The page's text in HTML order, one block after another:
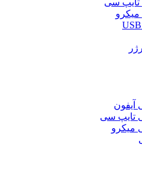
تایپ سی
میکرو
آیفون
تایپ سی
میکرو